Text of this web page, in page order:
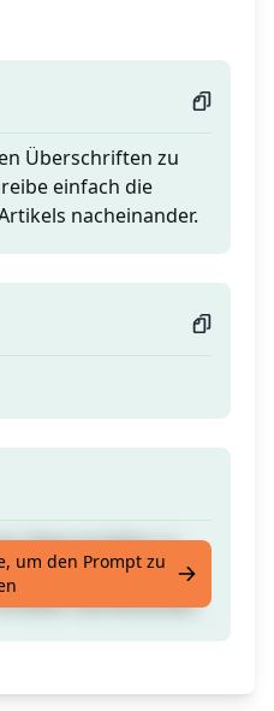
Überschriften zu
einfach die
nacheinander.
Überschriften zu
einfach die
nacheinander.
um den Prompt zu